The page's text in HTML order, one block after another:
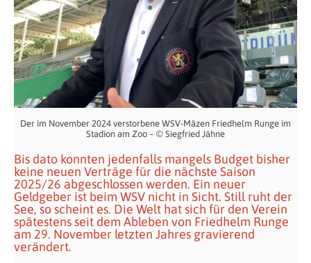
Der im November 2024 verstorbene WSV-Mäzen Friedhelm Runge im
Stadion am Zoo – © Siegfried Jähne
Bis dato konnten jedenfalls mangels Budget bisher
keine neuen Verträge für die nächste Saison
2025/26 abgeschlossen werden. Ein neuer
Geldgeber ist beim WSV nicht in Sicht. Still ruht der
See, so scheint es. Die Welt hat sich für den Verein
spätestens seit dem Ableben von Friedhelm Runge
am 29. November letzten Jahres gravierend
verändert.